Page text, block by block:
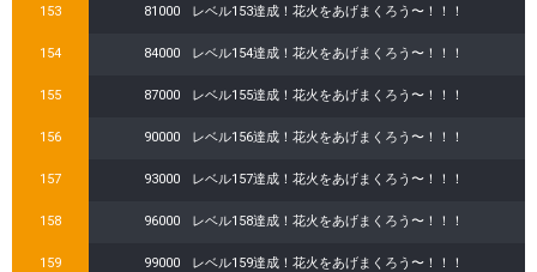
153 81000 レベル153達成！花火をあげまくろう〜！！！
154 84000 レベル154達成！花火をあげまくろう〜！！！
155 87000 レベル155達成！花火をあげまくろう〜！！！
156 90000 レベル156達成！花火をあげまくろう〜！！！
157 93000 レベル157達成！花火をあげまくろう〜！！！
158 96000 レベル158達成！花火をあげまくろう〜！！！
159 99000 レベル159達成！花火をあげまくろう〜！！！